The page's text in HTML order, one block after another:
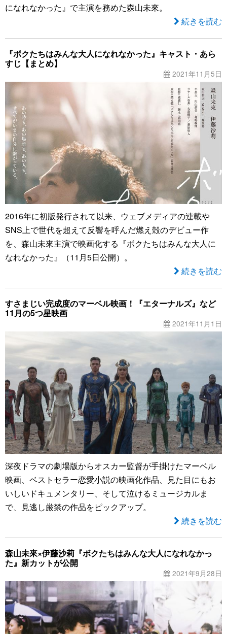
になれなかった』で主演を務めた森山未來。
続きを読む
『ボクたちはみんな大人になれなかった』キャスト・あら
すじ【まとめ】
2021年11月5日
2016年に初版発行されて以来、ウェブメディアの連載や
SNS上で世代を超えて反響を呼んだ燃え殻のデビュー作
を、森山未來主演で映画化する『ボクたちはみんな大人に
なれなかった』（11月5日公開）。
続きを読む
すさまじい完成度のマーベル映画！『エターナルズ』など
11月の5つ星映画
2021年11月1日
深夜ドラマの劇場版からオスカー監督が手掛けたマーベル
映画、ベストセラー恋愛小説の映画化作品、見た目にもお
いしいドキュメンタリー、そして泣けるミュージカルま
で、見逃し厳禁の作品をピックアップ。
続きを読む
森山未來×伊藤沙莉『ボクたちはみんな大人になれなかっ
た』新カットが公開
2021年9月28日